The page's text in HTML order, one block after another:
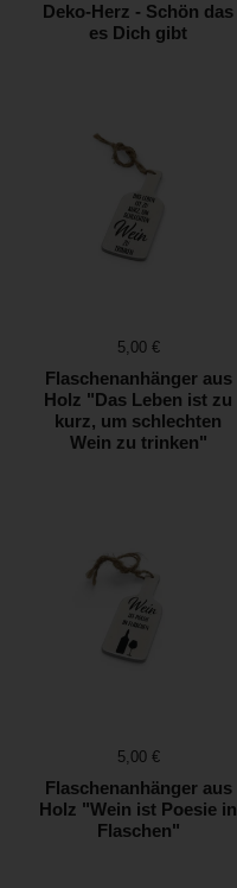
Deko-Herz - Schön das
es Dich gibt
Preis:
5,00 €
Flaschenanhänger aus
Holz "Das Leben ist zu
kurz, um schlechten
Wein zu trinken"
Preis:
5,00 €
Flaschenanhänger aus
Holz "Wein ist Poesie in
Flaschen"